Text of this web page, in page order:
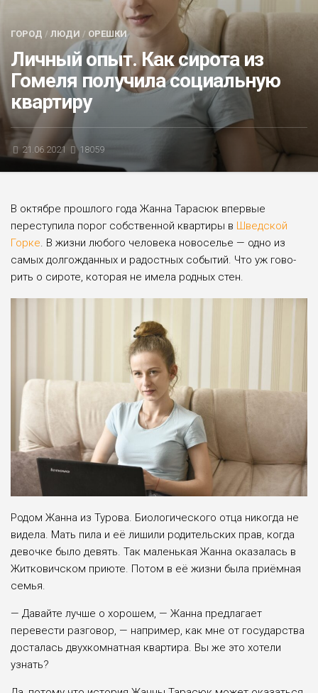
АФИША
ГОРОД / ЛЮДИ / ОРЕШКИ
Личный опыт. Как сирота из
Гомеля получила социальную
квартиру
21.06.2021 18059
В октябре прошлого года Жанна Тарасюк впервые
переступила порог собственной квартиры в Шведской
Горке. В жизни любого чело­века новосе­лье — одно из
самых долго­жданных и радостных событий. Что уж гово­
рить о сироте, которая не имела родных стен.
Родом Жанна из Турова. Биологи­ческого отца никогда не
видела. Мать пила и её лишили родительских прав, когда
девочке было девять. Так малень­кая Жанна оказалась в
Житковичском приюте. Потом в её жизни была при­ёмная
семья.
— Давайте лучше о хорошем, — Жанна предлагает
перевести разговор, — например, как мне от государства
досталась двухкомнатная квартира. Вы же это хотели
узнать?